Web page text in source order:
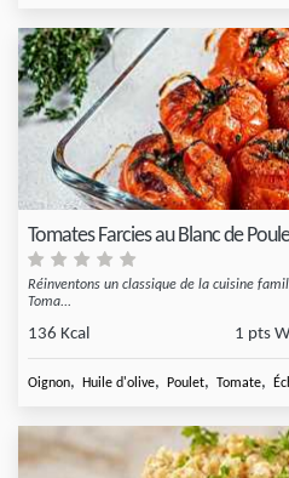
Tomates Farcies au Blanc de
Réinventons un classique de la cuisine
Toma...
136 Kcal 1 pts
Oignon, Huile d'olive, Poulet, Tomate,